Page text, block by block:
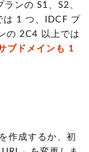
ンの S1、S2、
は 1 つ、IDCF プ
の 2C4 以上では
ブドメインも 1
作成するか、初